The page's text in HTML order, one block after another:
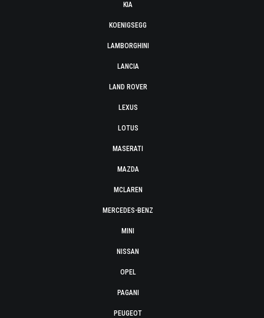
KIA
KOENIGSEGG
LAMBORGHINI
LANCIA
LAND ROVER
LEXUS
LOTUS
MASERATI
MAZDA
MCLAREN
MERCEDES-BENZ
MINI
NISSAN
OPEL
PAGANI
PEUGEOT